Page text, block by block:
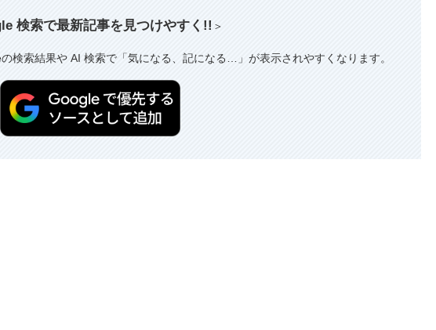
検索で最新記事を見つけやすく!! ＞
検索結果や AI 検索で「気になる、記になる…」が表示されやすくなります。